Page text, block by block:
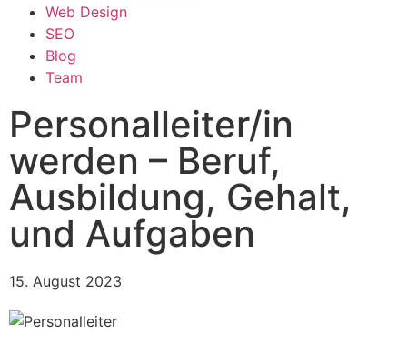
Web Design
SEO
Blog
Team
Personalleiter/in
werden – Beruf,
Ausbildung, Gehalt,
und Aufgaben
15. August 2023